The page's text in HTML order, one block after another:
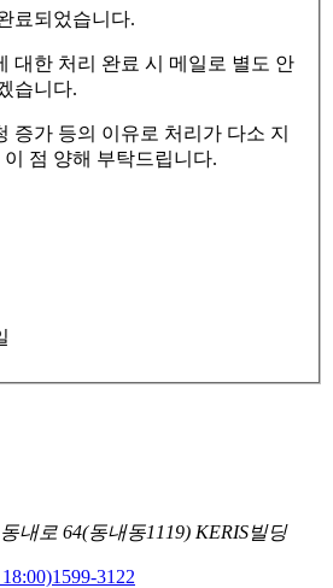
료되었습니다.
대한 처리 완료 시 메일로 별도 안
습니다.
증가 등의 이유로 처리가 다소 지
점 양해 부탁드립니다.
내로 64(동내동1119) KERIS빌딩
1599-3122